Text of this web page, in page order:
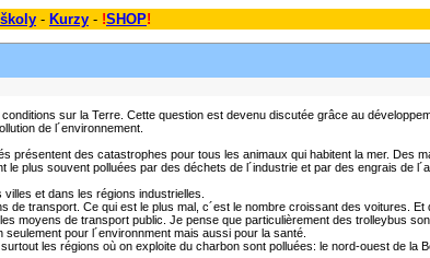
- Kurzy - !SHOP!
sur la Terre. Cette question est devenu discutée grâce au
de l´environnement.
des catastrophes pour tous les animaux qui habitent la mer. Des
plus souvent polluées par des déchets de l´industrie et par des engrais de
et dans les régions industrielles.
transport. Ce qui est le plus mal, c´est le nombre croissant des voitures.
moyens de transport public. Je pense que particulièrement des trolleybus
pour l´environnment mais aussi pour la santé.
les régions où on exploite du charbon sont polluées: le nord-ouest de